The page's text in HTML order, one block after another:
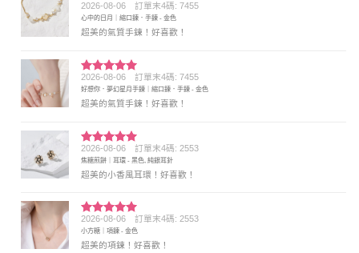
評分5 滿
分 5
2026-08-06 訂單末4碼: 7455
心中的日月｜縮口鍊．手鍊 - 金色
超美的氣質手鍊！好喜歡！
評分5 滿
分 5
2026-08-06 訂單末4碼: 7455
好想你．夢幻星月手鍊｜縮口鍊．手鍊 - 金色
超美的氣質手鍊！好喜歡！
評分5滿
分 5
2026-08-06 訂單末4碼: 2553
焦糖煎餅｜耳環 - 黑色, 純銀耳針
超美的小香風耳環！好喜歡！
評分5 滿
分 5
2026-08-06 訂單末4碼: 2553
小方糖｜項鍊 - 金色
超美的項鍊！好喜歡！